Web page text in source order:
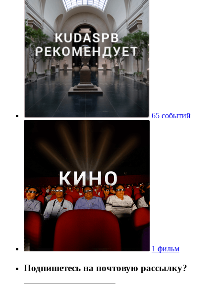
65 событий
1 фильм
Подпишетесь на почтовую рассылку?